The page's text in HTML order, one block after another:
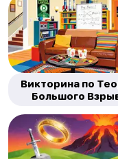
Викторина по
Большого